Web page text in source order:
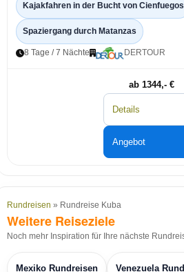
Kajakfahren in der Bucht von Cienfuegos
Spaziergang durch Matanzas
8 Tage / 7 Nächte DERTOUR
ab 1344,- €
Details
Angebot
Rundreisen » Rundreise Kuba
Weitere Reiseziele
Noch mehr Inspiration für Ihre nächste
Mexiko Rundreisen Venezuela